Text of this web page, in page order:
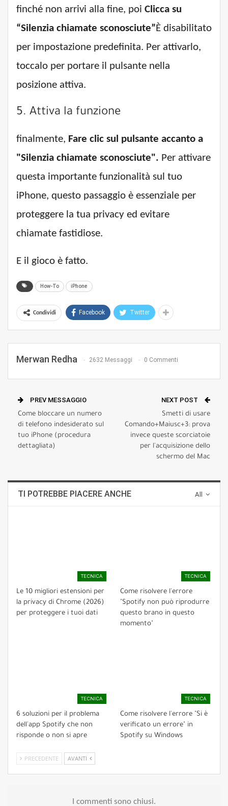
finché non arrivi alla fine, poi Clicca su
“Silenzia chiamate sconosciute”È disabilitato
per impostazione predefinita. Per attivarlo,
toccalo per portare il pulsante nella
posizione attiva.
5. Attiva la funzione
finalmente, Fare clic sul pulsante accanto a
"Silenzia chiamate sconosciute". Per attivare
questa importante funzionalità sul tuo
iPhone, questo passaggio è essenziale per
proteggere la tua privacy ed evitare
chiamate fastidiose.
E il gioco è fatto.
How-To iPhone
Condividi Facebook Twitter
Merwan Redha 2632 Messaggi 0 Commenti
PREV MESSAGGIO
Come bloccare un numero
di telefono indesiderato sul
tuo iPhone (procedura
dettagliata)
NEXT POST
Smetti di usare
Comando+Maiusc+3: prova
invece queste scorciatoie
per l'acquisizione dello
schermo del Mac
All
TI POTREBBE PIACERE ANCHE
TECNICA
Le 10 migliori estensioni per
la privacy di Chrome (2026)
per proteggere i tuoi dati
TECNICA
Come risolvere l'errore
"Spotify non può riprodurre
questo brano in questo
momento"
TECNICA
6 soluzioni per il problema
dell'app Spotify che non
risponde o non si apre
TECNICA
Come risolvere l'errore "Si è
verificato un errore" in
Spotify su Windows
PRECEDENTE AVANTI
I commenti sono chiusi.